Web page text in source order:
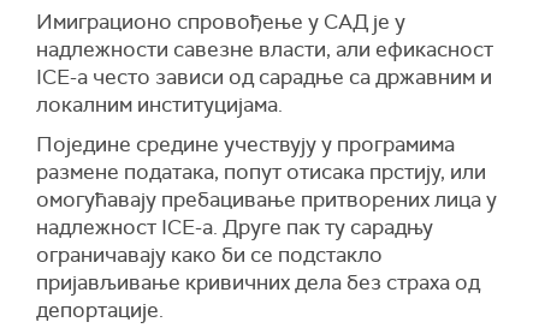
Имиграционо спровођење у САД је у
надлежности савезне власти, али ефикасност
ICE-а често зависи од сарадње са државним и
локалним институцијама.
Поједине средине учествују у програмима
размене података, попут отисака прстију, или
омогућавају пребацивање притворених лица у
надлежност ICE-а. Друге пак ту сарадњу
ограничавају како би се подстакло
пријављивање кривичних дела без страха од
депортације.